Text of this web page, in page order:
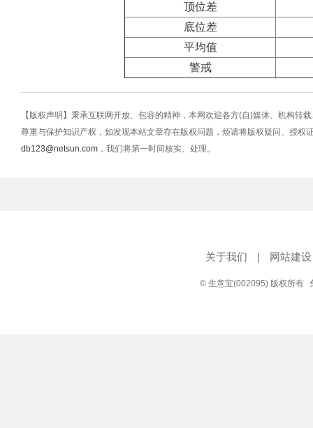
顶位差
底位差
平均值
警戒
【版权声明】秉承互联网开放、包容的精神，本网欢迎各方(自)媒体、机构转
尊重与保护知识产权，如发现本站文章存在版权问题，烦请将版权疑问、授权
db123@netsun.com ，我们将第一时间核实、处理。
关于我们 | 网站建设
© 生意宝(002095) 版权所有